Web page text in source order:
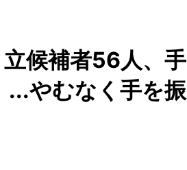
候補者56人、手
...やむなく手を振